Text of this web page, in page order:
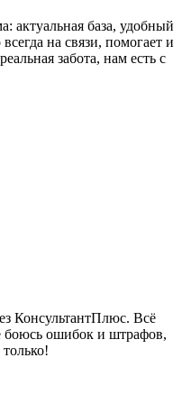
актуальная база, удобный
на связи, помогает и
забота, нам есть с
КонсультантПлюс. Всё
боюсь ошибок и штрафов,